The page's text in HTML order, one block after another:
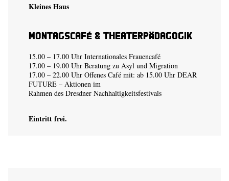
Kleines Haus
Montagscafé & Theaterpädagogik
15.00 – 17.00 Uhr Internationales Frauencafé
17.00 – 19.00 Uhr Beratung zu Asyl und Migration
17.00 – 22.00 Uhr Offenes Café mit: ab 15.00 Uhr DEAR
FUTURE – Aktionen im
Rahmen des Dresdner Nachhaltigkeitsfestivals
Eintritt frei.